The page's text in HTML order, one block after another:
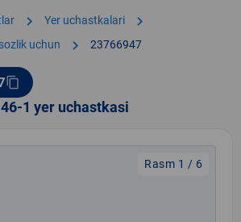
chevron_right Yer uchastkalari chevron_right
uchun chevron_right 23766947
content_copy
1 yer uchastkasi
Rasm 1 / 6